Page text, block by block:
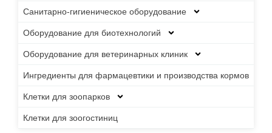
Санитарно-гигиеническое оборудование
Оборудование для биотехнологий
Оборудование для ветеринарных клиник
Ингредиенты для фармацевтики и производства кормов
Клетки для зоопарков
Клетки для зоогостиниц